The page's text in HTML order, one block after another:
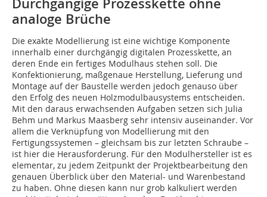
Durchgängige Prozesskette ohne
analoge Brüche
Die exakte Modellierung ist eine wichtige Komponente
innerhalb einer durchgängig digitalen Prozesskette, an
deren Ende ein fertiges Modulhaus stehen soll. Die
Konfektionierung, maßgenaue Herstellung, Lieferung und
Montage auf der Baustelle werden jedoch genauso über
den Erfolg des neuen Holzmodulbausystems entscheiden.
Mit den daraus erwachsenden Aufgaben setzen sich Julia
Behm und Markus Maasberg sehr intensiv auseinander. Vor
allem die Verknüpfung von Modellierung mit den
Fertigungssystemen – gleichsam bis zur letzten Schraube –
ist hier die Herausforderung. Für den Modulhersteller ist es
elementar, zu jedem Zeitpunkt der Projektbearbeitung den
genauen Überblick über den Material- und Warenbestand
zu haben. Ohne diesen kann nur grob kalkuliert werden